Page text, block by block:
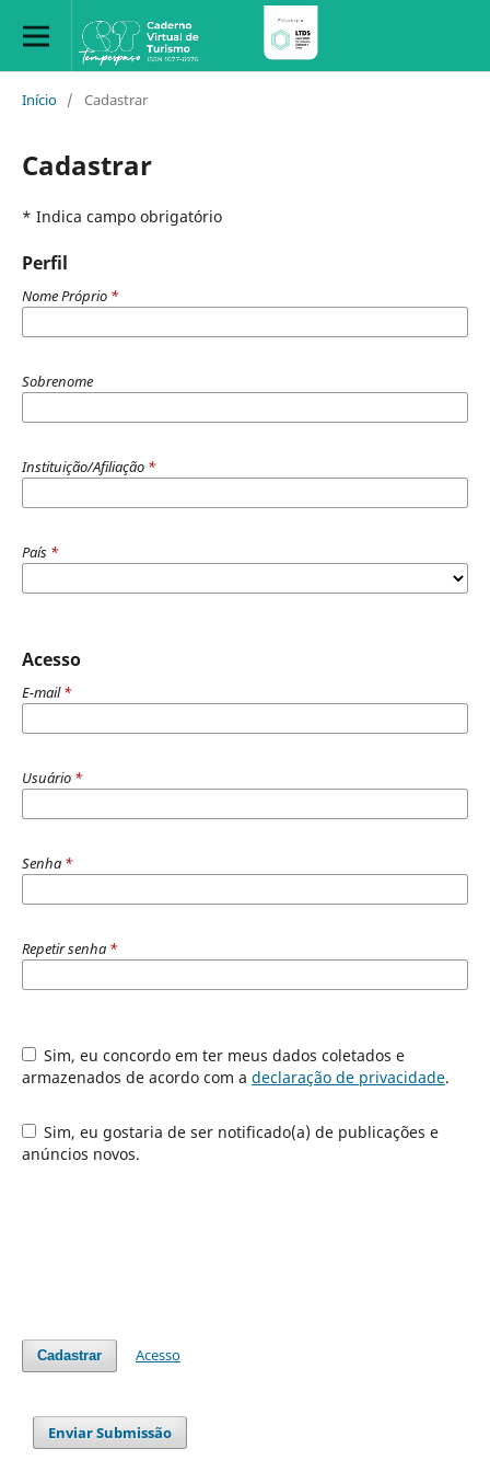
Início / Cadastrar
Cadastrar
* Indica campo obrigatório
Perfil
Nome Próprio *
Sobrenome
Instituição/Afiliação *
País *
Acesso
E-mail*
Usuário *
Senha *
Repetir senha *
Sim, eu concordo em ter meus dados coletados e
armazenados de acordo com a declaração de privacidade.
Sim, eu gostaria de ser notificado(a) de publicações e
anúncios novos.
Cadastrar Acesso
Enviar Submissão